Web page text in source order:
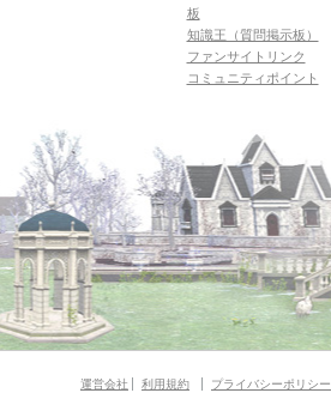
板
知識王（質問掲示板）
ファンサイトリンク
コミュニティポイント
運営会社 利用規約 プライバシーポリシー